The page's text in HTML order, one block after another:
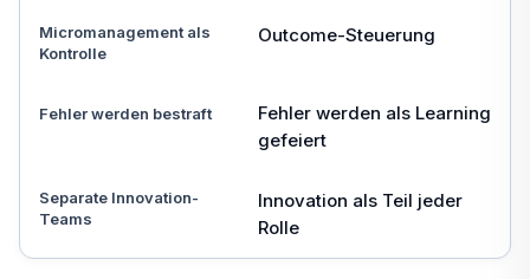
Micromanagement als
Kontrolle
Outcome-Steuerung
Fehler werden bestraft
Fehler werden als Learning
gefeiert
Separate Innovation-
Teams
Innovation als Teil jeder
Rolle